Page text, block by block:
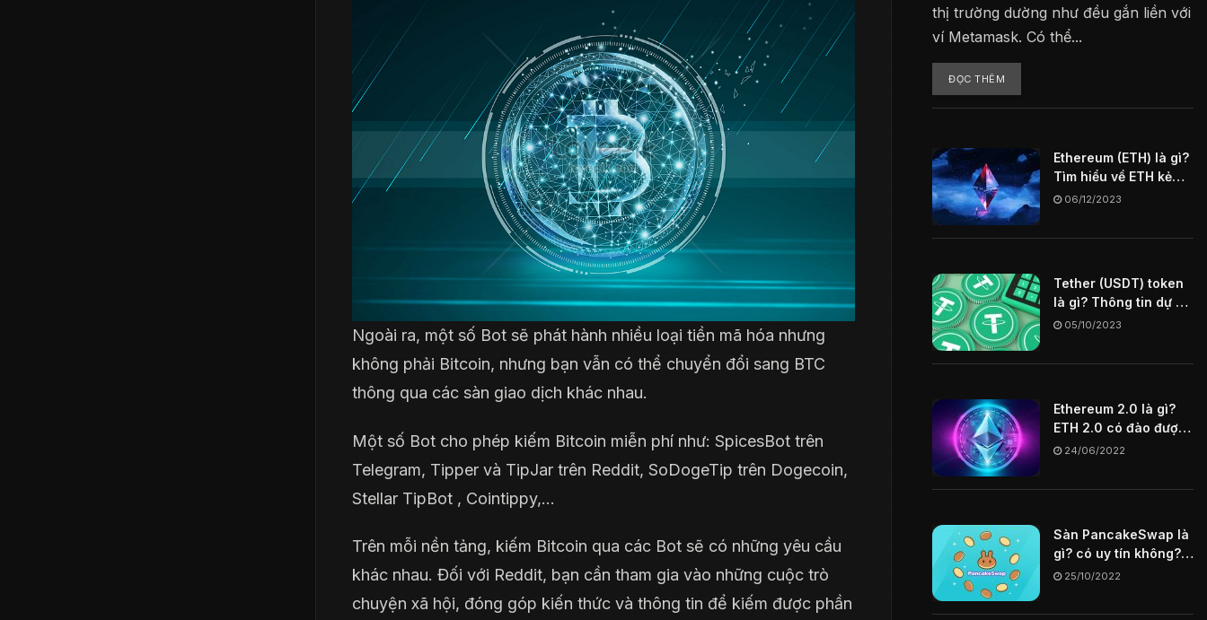
Ngoài ra, một số Bot sẽ phát hành nhiều loại tiền mã hóa nhưng
không phải Bitcoin, nhưng bạn vẫn có thể chuyển đổi sang BTC
thông qua các sàn giao dịch khác nhau.
Một số Bot cho phép kiếm Bitcoin miễn phí như: SpicesBot trên
Telegram, Tipper và TipJar trên Reddit, SoDogeTip trên Dogecoin,
Stellar TipBot , Cointippy,…
Trên mỗi nền tảng, kiếm Bitcoin qua các Bot sẽ có những yêu cầu
khác nhau. Đối với Reddit, bạn cần tham gia vào những cuộc trò
chuyện xã hội, đóng góp kiến thức và thông tin để kiếm được phần
thị trường dường như đều gắn liền với
ví Metamask. Có thể...
ĐỌC THÊM
Ethereum (ETH) là gì?
Tìm hiểu về ETH kẻ
thách thức vĩ đại
06/12/2023
Tether (USDT) token
là gì? Thông tin dự án
USDT coin
05/10/2023
Ethereum 2.0 là gì?
ETH 2.0 có đào được
không? Tìm hiểu chi
24/06/2022
Sàn PancakeSwap là
gì? có uy tín không?
Hướng dẫn cách mua
25/10/2022